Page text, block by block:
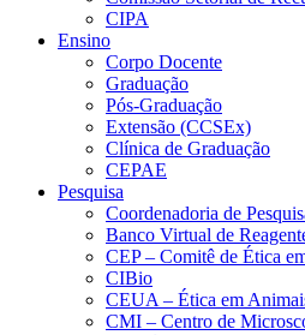
CIPA
Ensino
Corpo Docente
Graduação
Pós-Graduação
Extensão (CCSEx)
Clínica de Graduação
CEPAE
Pesquisa
Coordenadoria de
Banco Virtual de
CEP – Comitê de Ética
CIBio
CEUA – Ética em
CMI – Centro de